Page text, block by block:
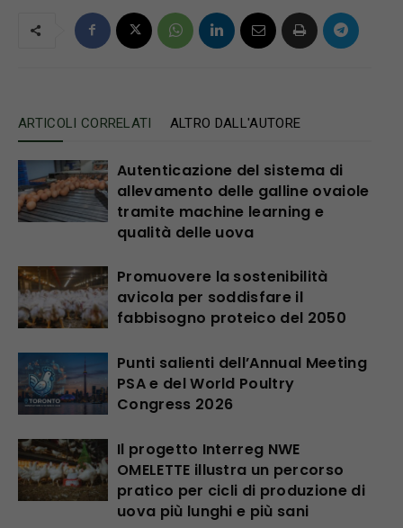
ARTICOLI CORRELATI ALTRO DALL'AUTORE
Autenticazione del sistema di
allevamento delle galline ovaiole
tramite machine learning e
qualità delle uova
Promuovere la sostenibilità
avicola per soddisfare il
fabbisogno proteico del 2050
Punti salienti dell’Annual Meeting
PSA e del World Poultry
Congress 2026
Il progetto Interreg NWE
OMELETTE illustra un percorso
pratico per cicli di produzione di
uova più lunghi e più sani